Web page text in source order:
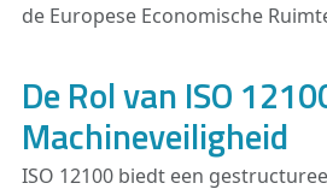
de Europese Economische
De Rol van ISO
Machineveiligheid
ISO 12100 biedt een